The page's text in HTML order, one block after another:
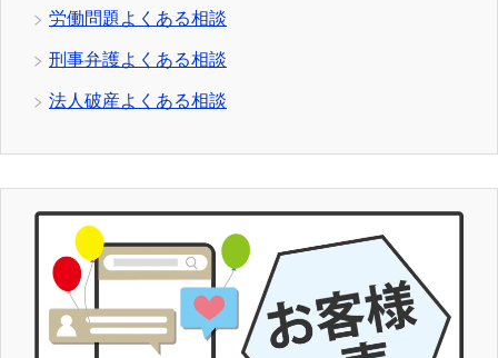
労働問題よくある相談
刑事弁護よくある相談
法人破産よくある相談